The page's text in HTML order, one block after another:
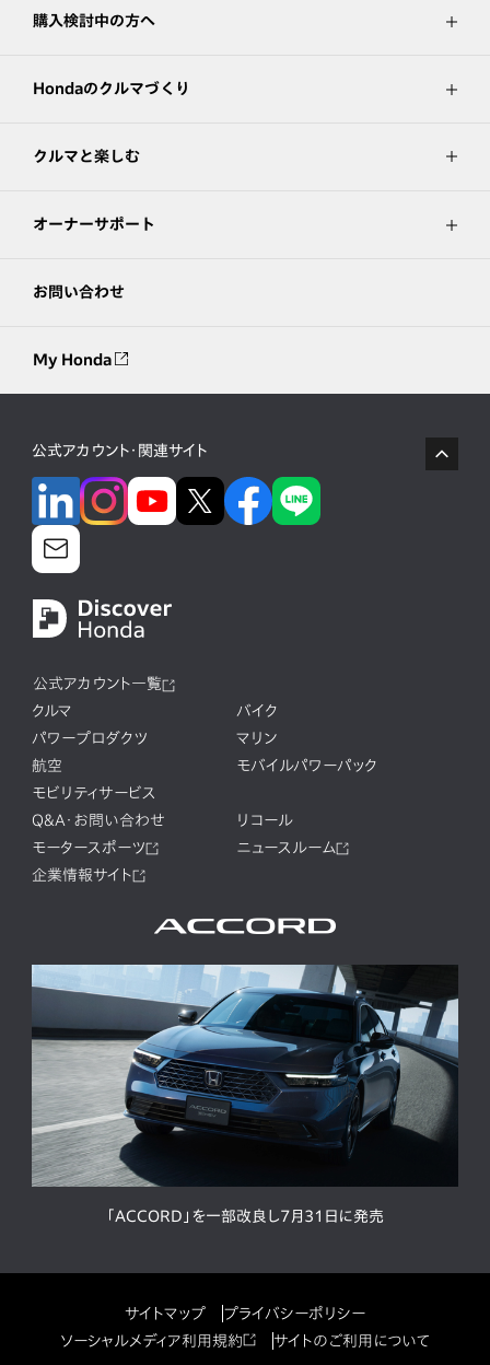
購入検討中の方へ
Hondaのクルマづくり
クルマと楽しむ
オーナーサポート
お問い合わせ
My Honda
公式アカウント・関連サイト
公式アカウント一覧
クルマ
バイク
パワープロダクツ
マリン
航空
モバイルパワーパック
モビリティサービス
Q&A・お問い合わせ
リコール
モータースポーツ
ニュースルーム
企業情報サイト
「ACCORD」を一部改良し7月31日に発売
サイトマップ
プライバシーポリシー
ソーシャルメディア利用規約
サイトのご利用について